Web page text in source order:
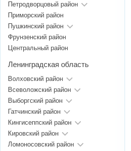
Петродворцовый район
Приморский район
Пушкинский район
Фрунзенский район
Центральный район
Ленинградская область
Волховский район
Всеволожский район
Выборгский район
Гатчинский район
Кингисеппский район
Кировский район
Ломоносовский район